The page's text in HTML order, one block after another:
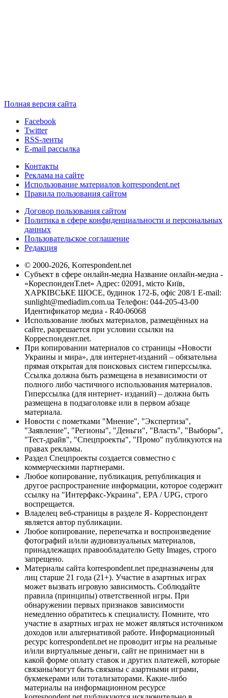
Полная версия сайта
Facebook
Twitter
RSS-ленты
E-mail рассылка
Контакты
Реклама на сайте
Использование материалов korrespondent.net
Правила пользования сайтом
Договор пользования сайтом
Политика в сфере конфиденциальности и персональных
данных
Пользовательское соглашение
Редакция
© 2000-2026, Korrespondent.net
Субъект в сфере онлайн-медиа Название онлайн-медиа -
«КореспонденТ.net» Адрес: 02091, місто Київ,
ХАРКІВСЬКЕ ШОСЕ, будинок 172-Б, офіс 208/1 E-mail:
sunlight@mediadim.com.ua Телефон: 044-205-43-00
Идентификатор медиа - R40-06068
Использование любых материалов, размещённых на
сайте, разрешается при условии ссылки на
Корреспондент.net.
При копировании материалов со страницы «Новости
Украины и мира», для интернет-изданий – обязательна
прямая открытая для поисковых систем гиперссылка.
Ссылка должна быть размещена в независимости от
полного либо частичного использования материалов.
Гиперссылка (для интернет- изданий) – должна быть
размещена в подзаголовке или в первом абзаце
материала.
Новости с пометками "Мнение", "Экспертиза",
"Заявление", "Регионы", "Деньги", "Власть", "Выборы",
"Тест-драйв", "Спецпроекты", "Промо" публикуются на
правах рекламы.
Раздел Спецпроекты создается совместно с
коммерческими партнерами.
Любое копирование, публикация, републикация и
другое распространение информации, которое содержит
ссылку на "Интерфакс-Украина", EPA / UPG, строго
воспрещается.
Владелец веб-страницы в разделе Я- Корреспондент
является автор публикации.
Любое копирование, перепечатка и воспроизведение
фотографий и/или аудиовизуальных материалов,
принадлежащих правообладателю Getty Images, строго
запрещено.
Материалы сайта korrespondent.net предназначены для
лиц старше 21 года (21+). Участие в азартных играх
может вызвать игровую зависимость. Соблюдайте
правила (принципы) ответственной игры. При
обнаружении первых признаков зависимости
немедленно обратитесь к специалисту. Помните, что
участие в азартных играх не может являться источником
доходов или альтернативой работе. Информационный
ресурс korrespondent.net не проводит игры на реальные
и/или виртуальные деньги, сайт не принимает ни в
какой форме оплату ставок и других платежей, которые
связаны/могут быть связаны с азартными играми,
букмекерами или тотализаторами. Какие-либо
материалы на информационном ресурсе